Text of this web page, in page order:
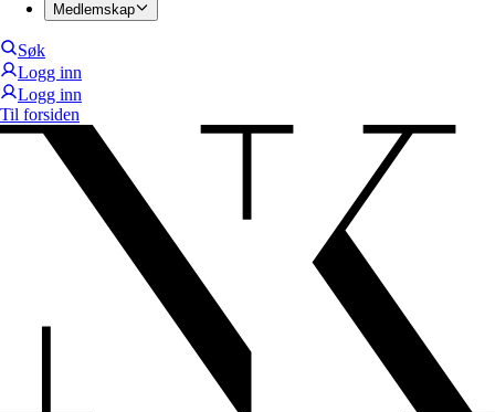
Medlemskap
Søk
Logg inn
Logg inn
Til forsiden